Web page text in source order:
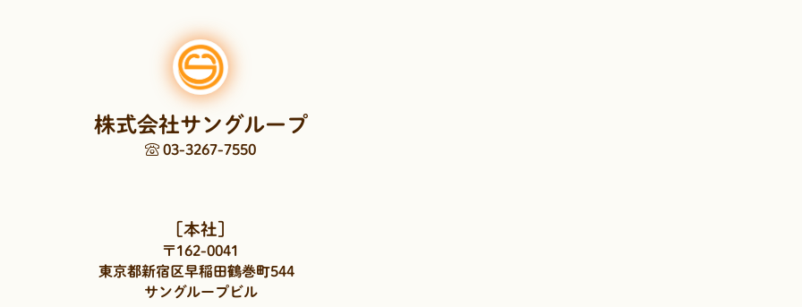
株式会社サングループ
03-3267-7550
［本社］
〒162-0041
東京都新宿区早稲田鶴巻町544
サングループビル